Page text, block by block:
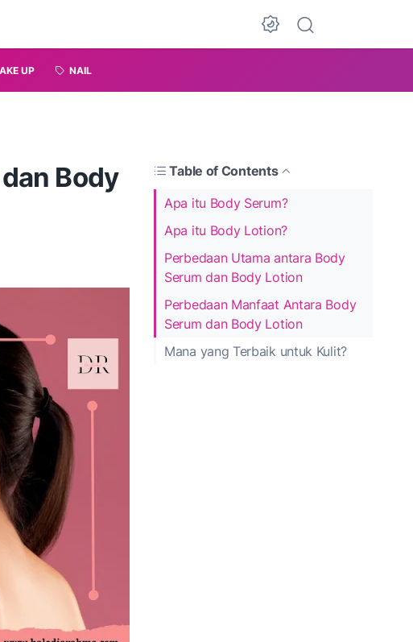
UP NAIL
Body
Table of Contents
Apa itu Body Serum?
Apa itu Body Lotion?
Perbedaan Utama antara Body
Serum dan Body Lotion
Perbedaan Manfaat Antara Body
Serum dan Body Lotion
Mana yang Terbaik untuk Kulit?